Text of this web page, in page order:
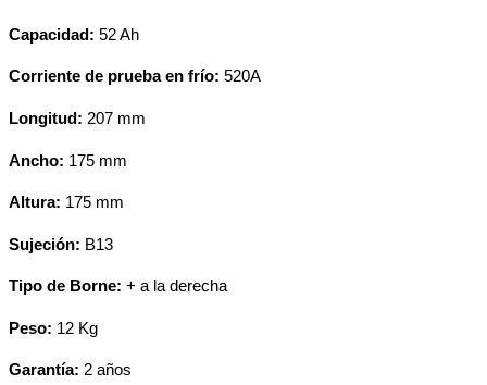
Capacidad: 52 Ah
Corriente de prueba en frío: 520A
Longitud: 207 mm
Ancho: 175 mm
Altura: 175 mm
Sujeción: B13
Tipo de Borne: + a la derecha
Peso: 12 Kg
Garantía: 2 años